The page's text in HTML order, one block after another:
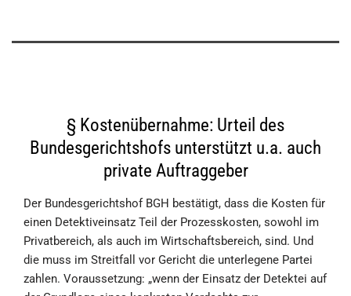
§ Kostenübernahme: Urteil des
Bundesgerichtshofs unterstützt u.a. auch
private Auftraggeber
Der Bundesgerichtshof BGH bestätigt, dass die Kosten für
einen Detektiveinsatz Teil der Prozesskosten, sowohl im
Privatbereich, als auch im Wirtschaftsbereich, sind. Und
die muss im Streitfall vor Gericht die unterlegene Partei
zahlen. Voraussetzung: „wenn der Einsatz der Detektei auf